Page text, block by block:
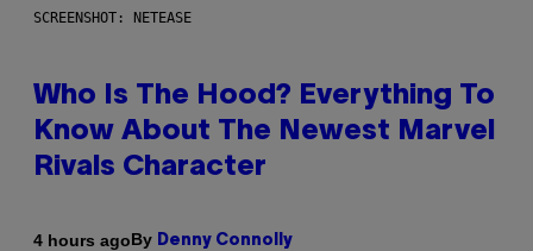
SCREENSHOT: NETEASE
Who Is The Hood? Everything To
Know About The Newest Marvel
Rivals Character
4 hours agoBy Denny Connolly